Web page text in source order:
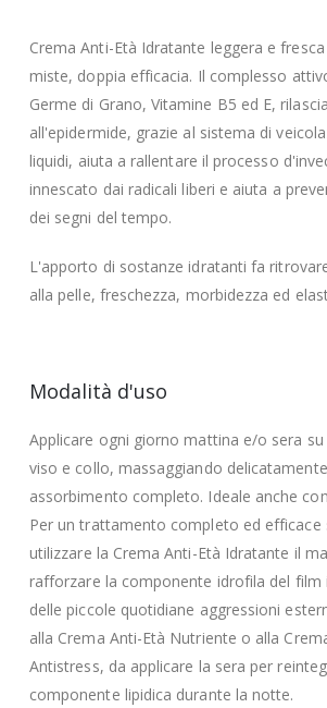
Crema Anti-Età Idratante leggera e
miste, doppia efficacia. Il complesso
Germe di Grano, Vitamine B5 ed E,
all'epidermide, grazie al sistema di
liquidi, aiuta a rallentare il processo
innescato dai radicali liberi e aiuta a
dei segni del tempo.
L'apporto di sostanze idratanti fa
alla pelle, freschezza, morbidezza ed
Modalità d'uso
Applicare ogni giorno mattina e/o sera
viso e collo, massaggiando
assorbimento completo. Ideale anche
Per un trattamento completo ed efficace
utilizzare la Crema Anti-Età Idratante il
rafforzare la componente idrofila del film
delle piccole quotidiane aggressioni
alla Crema Anti-Età Nutriente o alla
Antistress, da applicare la sera per
componente lipidica durante la notte.